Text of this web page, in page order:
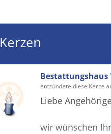
Kerzen
Bestattungshaus
entzündete diese Kerze
Liebe
wir wünschen